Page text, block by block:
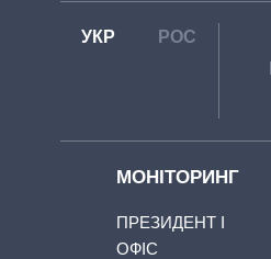
УКР РОС
МОНІТОРИНГ
ПРЕЗИДЕНТ І
ОФІС